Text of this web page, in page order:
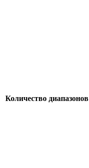
Количество диапазонов